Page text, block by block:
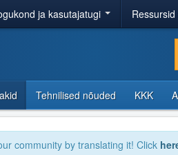
ja kasutajatugi
Tehnilised nõuded KKK
community by translating it! Click